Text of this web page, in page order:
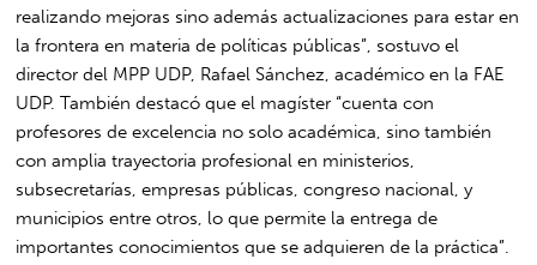
realizando mejoras sino además actualizaciones para estar en
la frontera en materia de políticas públicas”, sostuvo el
director del MPP UDP, Rafael Sánchez, académico en la FAE
UDP. También destacó que el magíster “cuenta con
profesores de excelencia no solo académica, sino también
con amplia trayectoria profesional en ministerios,
subsecretarías, empresas públicas, congreso nacional, y
municipios entre otros, lo que permite la entrega de
importantes conocimientos que se adquieren de la práctica”.